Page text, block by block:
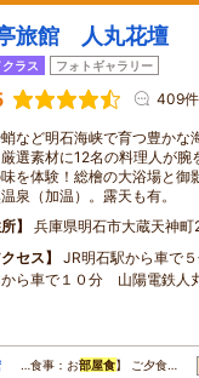
旅館 人丸花壇
ラス フォトギャラリー
409件
など明石海峡で育つ豊かな
選素材に12名の料理人が腕
を体験！総檜の大浴場と御
泉（加温）。露天も有。
兵庫県明石市大蔵天神町
セス
JR明石駅から車で
ら車で１０分 山陽電鉄人
…食事：お部屋食】 ご夕食…